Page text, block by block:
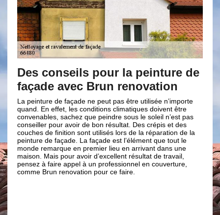
pour la peinture de
avec Brun renovation
façade ne peut pas être utilisée n’importe
les conditions climatiques doivent être
sachez que peindre sous le soleil n’est pas
avoir de bon résultat. Des crépis et des
sont utilisés lors de la réparation de la
La façade est l’élément que tout le
en premier lieu en arrivant dans une
pour avoir d’excellent résultat de travail,
appel à un professionnel en couverture,
renovation pour ce faire.
Travail bien
avec Brun
Pour un ravalement
entreprise de
tout par une
passe par un
proposer les
tous vos problèmes
peintures de façade,
façades, les fissures
dégradation des joints
fournir les meilleures
des travaux bien
contacter notre